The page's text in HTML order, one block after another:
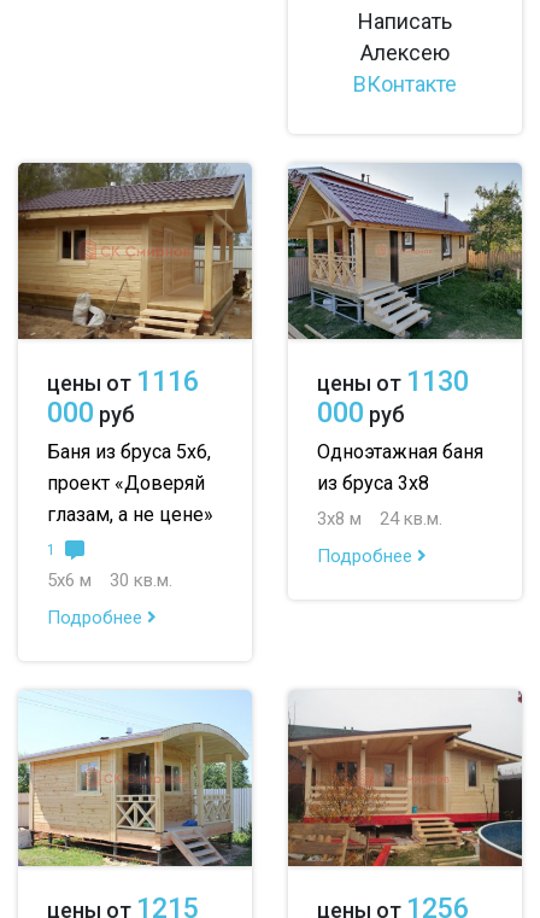
Написать
Алексею
ВКонтакте
цены от 1116
000 руб
Баня из бруса 5х6,
проект «Доверяй
глазам, а не цене»
1
5х6 м
30 кв.м.
Подробнее
цены от 1130
000 руб
Одноэтажная баня
из бруса 3х8
3х8 м
24 кв.м.
Подробнее
цены от 1215 цены от 1256